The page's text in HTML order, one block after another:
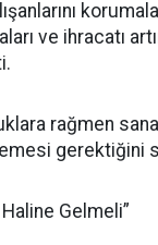
ve ihracatı
rağmen
gerektiğini
Gelmeli”